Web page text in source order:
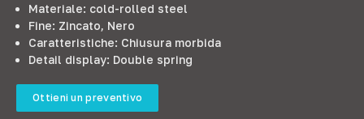
Materiale: cold-rolled steel
Fine: Zincato, Nero
Caratteristiche: Chiusura morbida
Detail display: Double spring
Ottieni un preventivo